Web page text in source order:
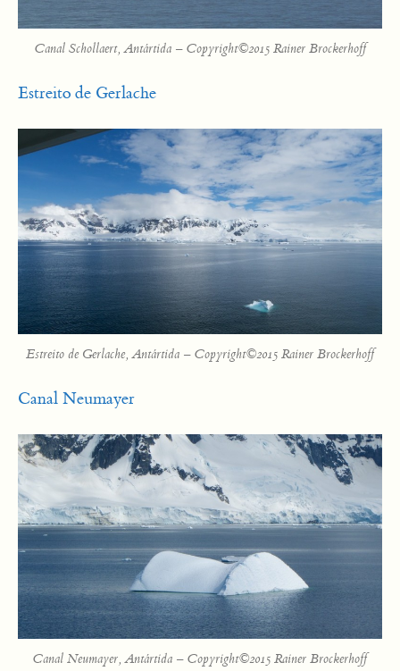
Canal Schollaert, Antártida – Copyright©2015 Rainer Brockerhoff
Estreito de Gerlache
Estreito de Gerlache, Antártida – Copyright©2015 Rainer Brockerhoff
Canal Neumayer
Canal Neumayer, Antártida – Copyright©2015 Rainer Brockerhoff